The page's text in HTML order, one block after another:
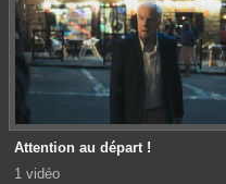
Attention au départ !
1 vidéo